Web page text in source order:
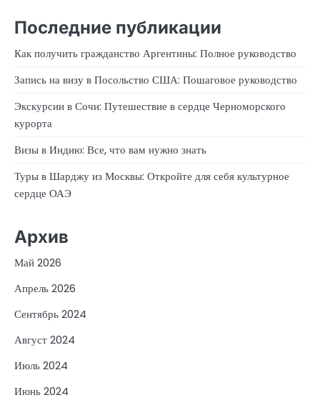
Последние публикации
Как получить гражданство Аргентины: Полное руководство
Запись на визу в Посольство США: Пошаговое руководство
Экскурсии в Сочи: Путешествие в сердце Черноморского
курорта
Визы в Индию: Все, что вам нужно знать
Туры в Шарджу из Москвы: Откройте для себя культурное
сердце ОАЭ
Архив
Май 2026
Апрель 2026
Сентябрь 2024
Август 2024
Июль 2024
Июнь 2024